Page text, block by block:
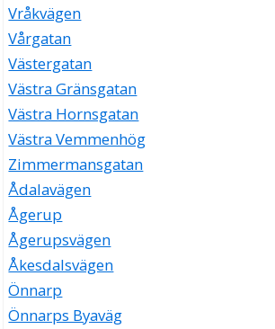
Vråkvägen
Vårgatan
Västergatan
Västra Gränsgatan
Västra Hornsgatan
Västra Vemmenhög
Zimmermansgatan
Ådalavägen
Ågerup
Ågerupsvägen
Åkesdalsvägen
Önnarp
Önnarps Byaväg